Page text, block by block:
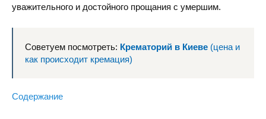
уважительного и достойного прощания с умершим.
Советуем посмотреть: Крематорий в Киеве (цена и
как происходит кремация)
Содержание